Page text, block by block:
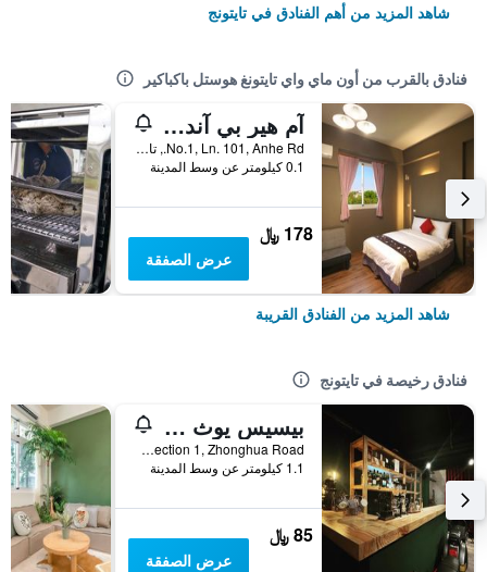
شاهد المزيد من أهم الفنادق في تايتونج
فنادق بالقرب من أون ماي واي تايتونغ هوستل باكباكير
آم هير بي آند بي - بينغز فاميلي
No.1, Ln. 101, Anhe Rd., تايتونج, تايوان
0.1 كيلومتر عن وسط المدينة
178 ﷼
عرض الصفقة
شاهد المزيد من الفنادق القريبة
فنادق رخيصة في تايتونج
بيسيس يوث هوستل
NO.290 Section 1, Zhonghua Road, تايتونج, تايوان
1.1 كيلومتر عن وسط المدينة
85 ﷼
عرض الصفقة